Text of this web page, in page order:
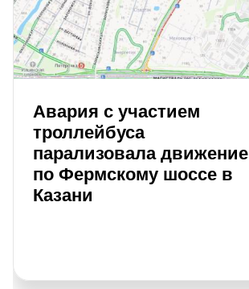
Авария с участием
троллейбуса
парализовала движение
по Фермскому шоссе в
Казани